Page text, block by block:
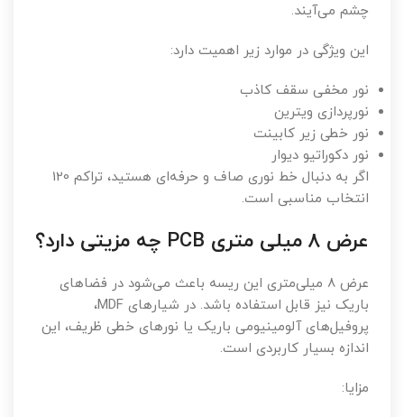
چشم می‌آیند.
این ویژگی در موارد زیر اهمیت دارد:
نور مخفی سقف کاذب
نورپردازی ویترین
نور خطی زیر کابینت
نور دکوراتیو دیوار
اگر به دنبال خط نوری صاف و حرفه‌ای هستید، تراکم 120
انتخاب مناسبی است.
عرض 8 میلی متری PCB چه مزیتی دارد؟
عرض 8 میلی‌متری این ریسه باعث می‌شود در فضاهای
باریک نیز قابل استفاده باشد. در شیارهای MDF،
پروفیل‌های آلومینیومی باریک یا نورهای خطی ظریف، این
اندازه بسیار کاربردی است.
مزایا: